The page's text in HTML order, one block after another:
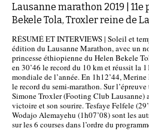
Lausanne marathon 2019 |
Bekele Tola, Troxler reine de
RÉSUMÉ ET INTERVIEWS | Soleil et
édition du Lausanne Marathon, avec un
princesse éthiopienne du Helen Bekele
en 30’46 le record du 10 km et réussit la
mondiale de l’année. En 1h12’44,
le record du semi-marathon. Sur
Simone Troxler (Footing Club Lausanne)
victoire et son sourire. Tesfaye Felfele
Wodajo Alemayehu (1h07’08) sont les
sur les 6 courses dans l’ordre du